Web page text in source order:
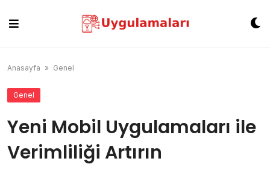
content
Anasayfa » Genel
Genel
Yeni Mobil Uygulamaları ile
Verimliliği Artırın